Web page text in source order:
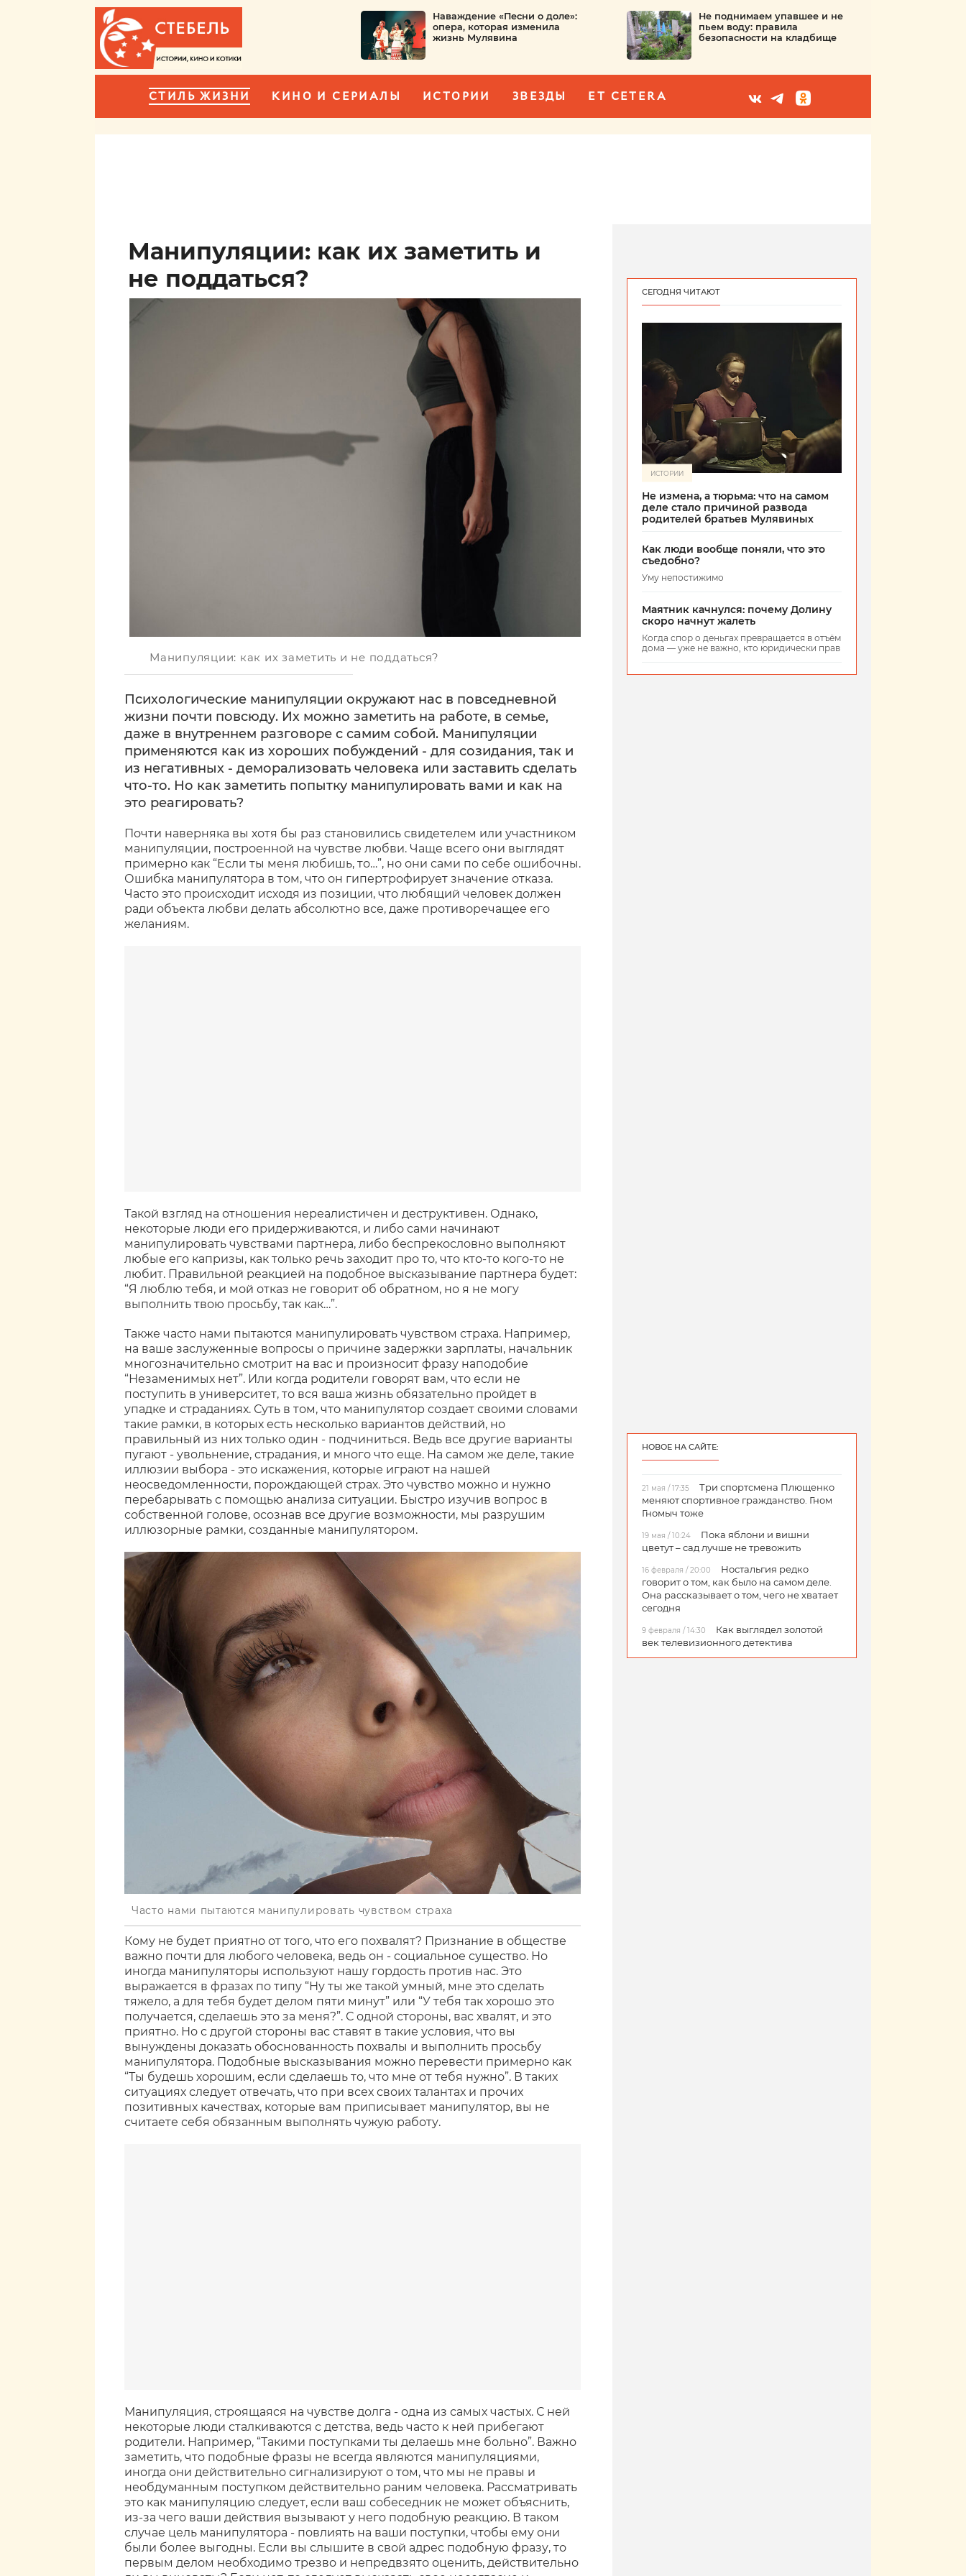
Наваждение «Песни о доле»:
опера, которая изменила
жизнь Мулявина
Не поднимаем упавшее и не
пьем воду: правила
безопасности на кладбище
СТИЛЬ ЖИЗНИ КИНО И СЕРИАЛЫ ИСТОРИИ ЗВЕЗДЫ ET CETERA
Манипуляции: как их заметить и
не поддаться?
Манипуляции: как их заметить и не поддаться?
Психологические манипуляции окружают нас в повседневной
жизни почти повсюду. Их можно заметить на работе, в семье,
даже в внутреннем разговоре с самим собой. Манипуляции
применяются как из хороших побуждений - для созидания, так и
из негативных - деморализовать человека или заставить сделать
что-то. Но как заметить попытку манипулировать вами и как на
это реагировать?
Почти наверняка вы хотя бы раз становились свидетелем или участником
манипуляции, построенной на чувстве любви. Чаще всего они выглядят
примерно как “Если ты меня любишь, то…”, но они сами по себе ошибочны.
Ошибка манипулятора в том, что он гипертрофирует значение отказа.
Часто это происходит исходя из позиции, что любящий человек должен
ради объекта любви делать абсолютно все, даже противоречащее его
желаниям.
Такой взгляд на отношения нереалистичен и деструктивен. Однако,
некоторые люди его придерживаются, и либо сами начинают
манипулировать чувствами партнера, либо беспрекословно выполняют
любые его капризы, как только речь заходит про то, что кто-то кого-то не
любит. Правильной реакцией на подобное высказывание партнера будет:
“Я люблю тебя, и мой отказ не говорит об обратном, но я не могу
выполнить твою просьбу, так как…”.
Также часто нами пытаются манипулировать чувством страха. Например,
на ваше заслуженные вопросы о причине задержки зарплаты, начальник
многозначительно смотрит на вас и произносит фразу наподобие
“Незаменимых нет”. Или когда родители говорят вам, что если не
поступить в университет, то вся ваша жизнь обязательно пройдет в
упадке и страданиях. Суть в том, что манипулятор создает своими словами
такие рамки, в которых есть несколько вариантов действий, но
правильный из них только один - подчиниться. Ведь все другие варианты
пугают - увольнение, страдания, и много что еще. На самом же деле, такие
иллюзии выбора - это искажения, которые играют на нашей
неосведомленности, порождающей страх. Это чувство можно и нужно
перебарывать с помощью анализа ситуации. Быстро изучив вопрос в
собственной голове, осознав все другие возможности, мы разрушим
иллюзорные рамки, созданные манипулятором.
Часто нами пытаются манипулировать чувством страха
Кому не будет приятно от того, что его похвалят? Признание в обществе
важно почти для любого человека, ведь он - социальное существо. Но
иногда манипуляторы используют нашу гордость против нас. Это
выражается в фразах по типу “Ну ты же такой умный, мне это сделать
тяжело, а для тебя будет делом пяти минут” или “У тебя так хорошо это
получается, сделаешь это за меня?”. С одной стороны, вас хвалят, и это
приятно. Но с другой стороны вас ставят в такие условия, что вы
вынуждены доказать обоснованность похвалы и выполнить просьбу
манипулятора. Подобные высказывания можно перевести примерно как
“Ты будешь хорошим, если сделаешь то, что мне от тебя нужно”. В таких
ситуациях следует отвечать, что при всех своих талантах и прочих
позитивных качествах, которые вам приписывает манипулятор, вы не
считаете себя обязанным выполнять чужую работу.
Манипуляция, строящаяся на чувстве долга - одна из самых частых. С ней
некоторые люди сталкиваются с детства, ведь часто к ней прибегают
родители. Например, “Такими поступками ты делаешь мне больно”. Важно
заметить, что подобные фразы не всегда являются манипуляциями,
иногда они действительно сигнализируют о том, что мы не правы и
необдуманным поступком действительно раним человека. Рассматривать
это как манипуляцию следует, если ваш собеседник не может объяснить,
из-за чего ваши действия вызывают у него подобную реакцию. В таком
случае цель манипулятора - повлиять на ваши поступки, чтобы ему они
были более выгодны. Если вы слышите в свой адрес подобную фразу, то
первым делом необходимо трезво и непредвзято оценить, действительно
СЕГОДНЯ ЧИТАЮТ
ИСТОРИИ
Не измена, а тюрьма: что на самом
деле стало причиной развода
родителей братьев Мулявиных
Как люди вообще поняли, что это
съедобно?
Уму непостижимо
Маятник качнулся: почему Долину
скоро начнут жалеть
Когда спор о деньгах превращается в отъём
дома — уже не важно, кто юридически прав
НОВОЕ НА САЙТЕ:
21 мая / 17:35
Три спортсмена Плющенко
меняют спортивное гражданство. Гном
Гномыч тоже
19 мая / 10:24
Пока яблони и вишни
цветут – сад лучше не тревожить
16 февраля / 20:00
Ностальгия редко
говорит о том, как было на самом деле.
Она рассказывает о том, чего не хватает
сегодня
9 февраля / 14:30
Как выглядел золотой
век телевизионного детектива